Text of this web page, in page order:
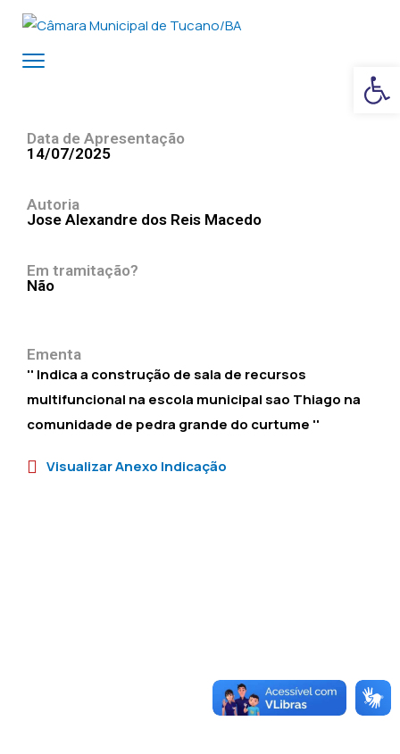
Data de Apresentação
14/07/2025
Autoria
Jose Alexandre dos Reis Macedo
Em tramitação?
Não
Ementa
'' Indica a construção de sala de recursos
multifuncional na escola municipal sao Thiago na
comunidade de pedra grande do curtume ''
Visualizar Anexo Indicação